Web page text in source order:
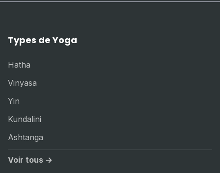
Types de Yoga
Hatha
Vinyasa
Yin
Kundalini
Ashtanga
Voir tous →